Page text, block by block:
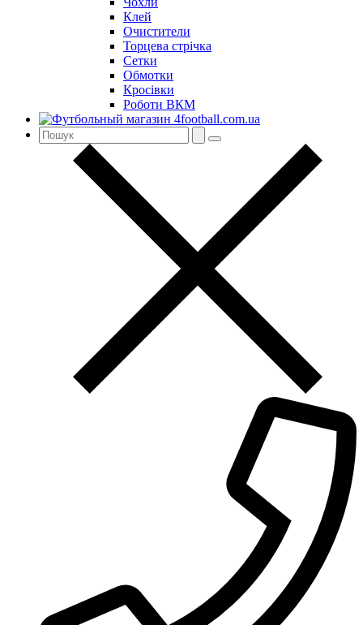
Клей
Очистители
Торцева стрічка
Сетки
Обмотки
Кросівки
Роботи ВКМ